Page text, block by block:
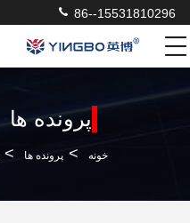
86--15531810296
پرونده ها
خونه > پرونده ها >